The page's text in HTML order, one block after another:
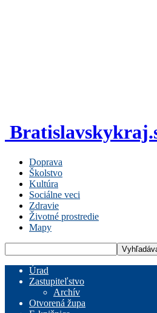
Doprava
Školstvo
Kultúra
Sociálne veci
Zdravie
Životné prostredie
Mapy
Úrad
Zastupiteľstvo
Archív
Otvorená župa